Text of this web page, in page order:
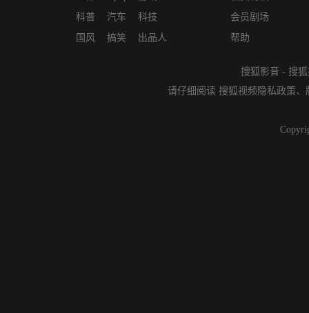
科普
国风
汽车
搞笑
科技
出品人
会员剧场
帮助
搜狐影音 - 搜
请仔细阅读 搜狐视频隐私政策、